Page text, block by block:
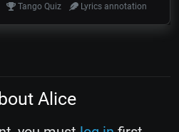
Tango Quiz Lyrics annotation
Alice